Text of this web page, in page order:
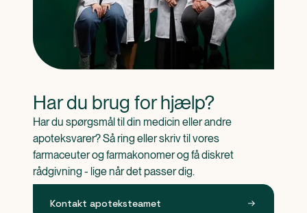
Har du brug for hjælp?
Har du spørgsmål til din medicin eller andre
apoteksvarer? Så ring eller skriv til vores
farmaceuter og farmakonomer og få diskret
rådgivning - lige når det passer dig.
Kontakt apoteksteamet